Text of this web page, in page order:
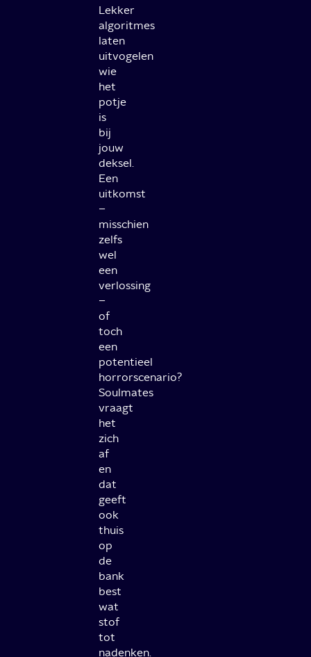
Lekker
algoritmes
laten
uitvogelen
wie
het
potje
is
bij
jouw
deksel.
Een
uitkomst
–
misschien
zelfs
wel
een
verlossing
–
of
toch
een
potentieel
horrorscenario?
Soulmates
vraagt
het
zich
af
en
dat
geeft
ook
thuis
op
de
bank
best
wat
stof
tot
nadenken.